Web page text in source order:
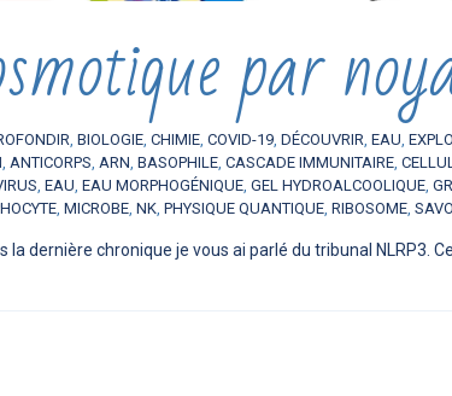
par
, BIOLOGIE, CHIMIE, COVID-19, DÉCOUVRIR, EAU,
, ANTICORPS, ARN, BASOPHILE, CASCADE IMMUNITAIRE,
, EAU, EAU MORPHOGÉNIQUE, GEL HYDROALCOOLIQUE,
, MICROBE, NK, PHYSIQUE QUANTIQUE, RIBOSOME,
la dernière chronique je vous ai parlé du tribunal NLRP3.